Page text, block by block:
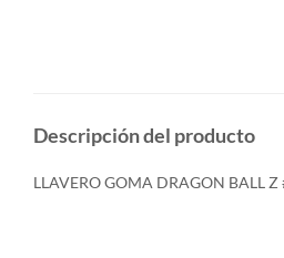
Descripción del producto
LLAVERO GOMA DRAGON BALL